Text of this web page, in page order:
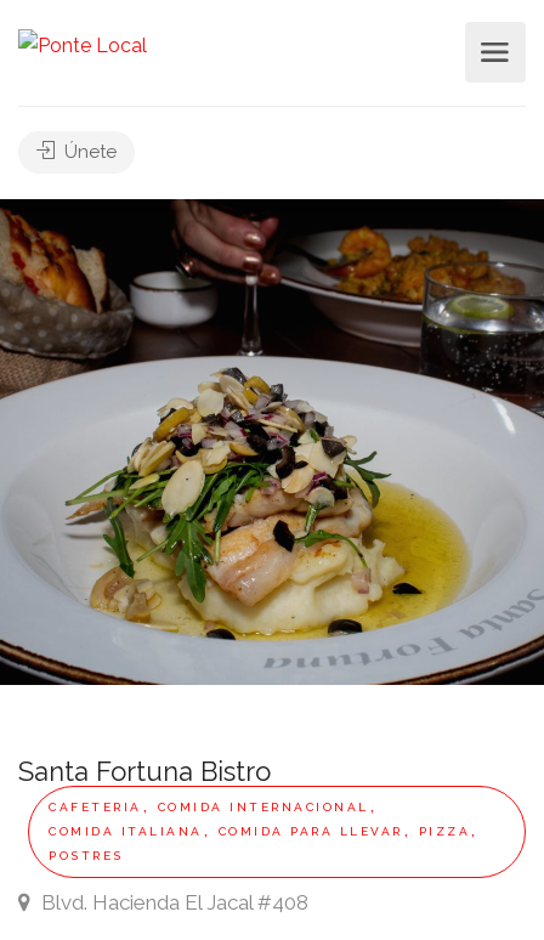
Únete
Santa Fortuna Bistro
CAFETERIA , COMIDA INTERNACIONAL ,
COMIDA ITALIANA , COMIDA PARA LLEVAR , PIZZA ,
POSTRES
Blvd. Hacienda El Jacal #408